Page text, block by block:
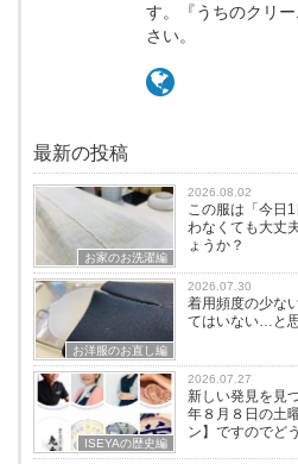
す。『うちのクリ
さい。
最新の投稿
お家のお洗濯編
2026.08.02
この服は「今日
わなくても大丈
ょうか？
お洋服のお直し編
2026.07.30
着用頻度の少な
てはいない…と
ISEYAの歴史編
2026.07.27
新しい発見を見
年８月８日の土
ン】ですのでど